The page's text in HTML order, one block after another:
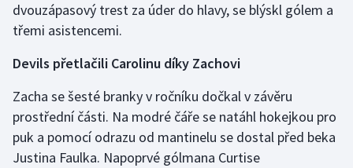
Veslování
Ostatní
dvouzápasový trest za úder do hlavy, se blýskl gólem a
třemi asistencemi.
Devils přetlačili Carolinu díky Zachovi
Zacha se šesté branky v ročníku dočkal v závěru
prostřední části. Na modré čáře se natáhl hokejkou pro
puk a pomocí odrazu od mantinelu se dostal před beka
Justina Faulka. Napoprvé gólmana Curtise